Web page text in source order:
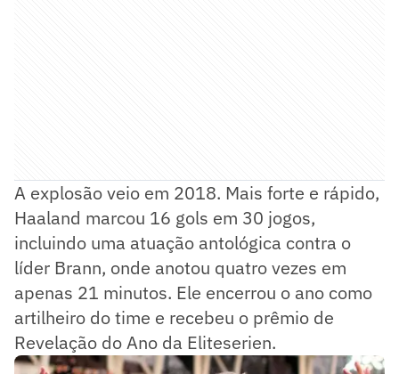
A explosão veio em 2018. Mais forte e rápido,
Haaland marcou 16 gols em 30 jogos,
incluindo uma atuação antológica contra o
líder Brann, onde anotou quatro vezes em
apenas 21 minutos. Ele encerrou o ano como
artilheiro do time e recebeu o prêmio de
Revelação do Ano da Eliteserien.